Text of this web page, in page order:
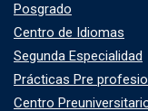
Posgrado
Centro de Idiomas
Segunda Especialidad
Prácticas Pre
Centro